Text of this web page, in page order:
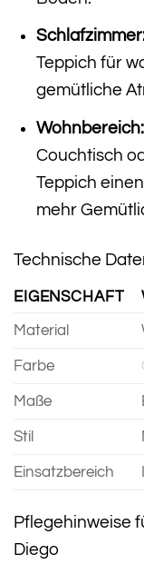
Teppich für
gemütliche
Wohnbereich:
Couchtisch
Teppich
mehr
Technische
EIGENSCHAFT
Material
Farbe
Maße
Stil
Einsatzbereich
Pflegehinweise
Diego